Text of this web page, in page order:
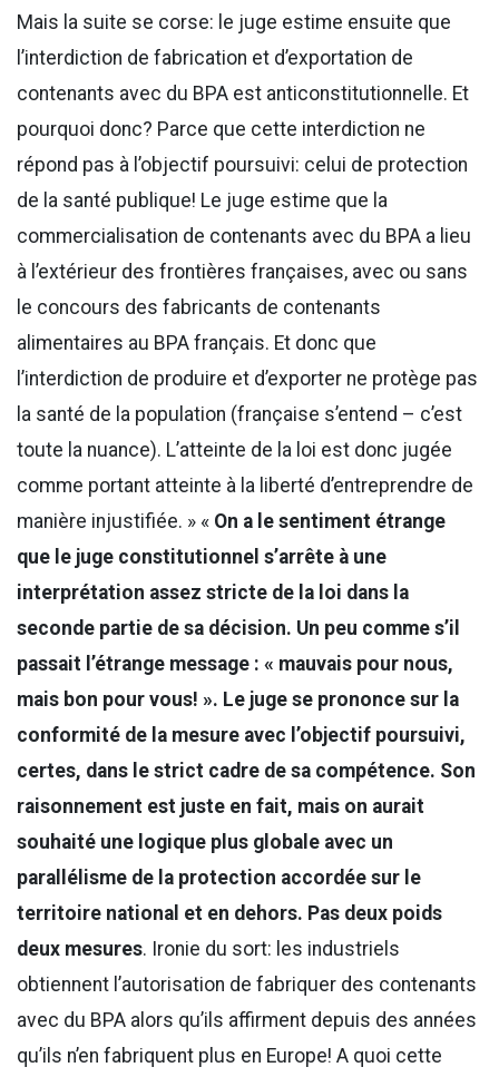
Mais la suite se corse: le juge estime ensuite que
l’interdiction de fabrication et d’exportation de
contenants avec du BPA est anticonstitutionnelle. Et
pourquoi donc? Parce que cette interdiction ne
répond pas à l’objectif poursuivi: celui de protection
de la santé publique! Le juge estime que la
commercialisation de contenants avec du BPA a lieu
à l’extérieur des frontières françaises, avec ou sans
le concours des fabricants de contenants
alimentaires au BPA français. Et donc que
l’interdiction de produire et d’exporter ne protège pas
la santé de la population (française s’entend – c’est
toute la nuance). L’atteinte de la loi est donc jugée
comme portant atteinte à la liberté d’entreprendre de
manière injustifiée. » « On a le sentiment étrange
que le juge constitutionnel s’arrête à une
interprétation assez stricte de la loi dans la
seconde partie de sa décision. Un peu comme s’il
passait l’étrange message : « mauvais pour nous,
mais bon pour vous! ». Le juge se prononce sur la
conformité de la mesure avec l’objectif poursuivi,
certes, dans le strict cadre de sa compétence. Son
raisonnement est juste en fait, mais on aurait
souhaité une logique plus globale avec un
parallélisme de la protection accordée sur le
territoire national et en dehors. Pas deux poids
deux mesures. Ironie du sort: les industriels
obtiennent l’autorisation de fabriquer des contenants
avec du BPA alors qu’ils affirment depuis des années
qu’ils n’en fabriquent plus en Europe! A quoi cette